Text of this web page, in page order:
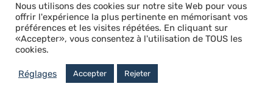
Nous utilisons des cookies sur notre site Web pour vous
offrir l'expérience la plus pertinente en mémorisant vos
préférences et les visites répétées. En cliquant sur
«Accepter», vous consentez à l'utilisation de TOUS les
cookies.
Réglages Accepter Rejeter